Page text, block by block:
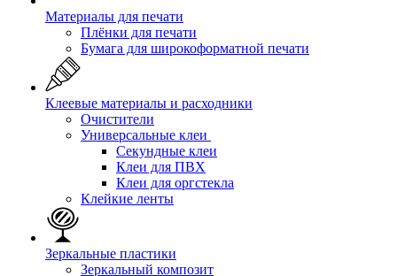
Материалы для печати
Плёнки для печати
Бумага для широкоформатной печати
Клеевые материалы и расходники
Очистители
Универсальные клеи
Секундные клеи
Клеи для ПВХ
Клеи для оргстекла
Клейкие ленты
Зеркальные пластики
Зеркальный композит